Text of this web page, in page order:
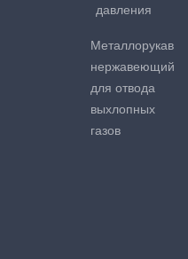
давления
Металлорукав
нержавеющий
для отвода
выхлопных
газов